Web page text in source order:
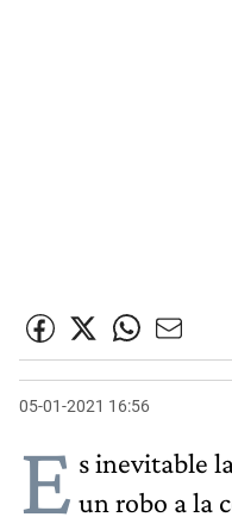
05-01-2021 16:56
E s inevitable
un robo a la